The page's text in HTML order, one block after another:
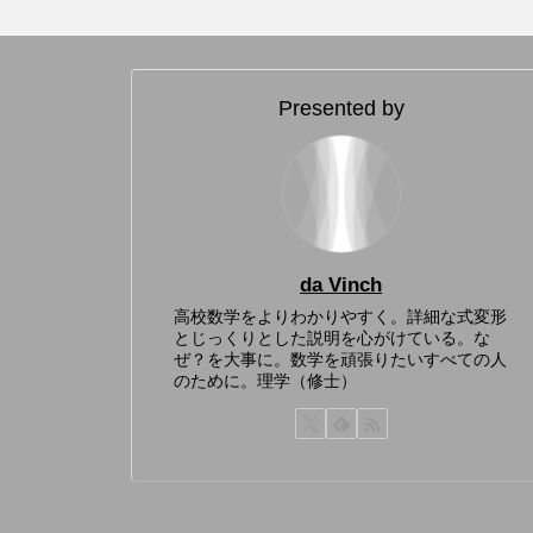
Presented by
da Vinch
高校数学をよりわかりやすく。詳細な式変形
とじっくりとした説明を心がけている。な
ぜ？を大事に。数学を頑張りたいすべての人
のために。理学（修士）